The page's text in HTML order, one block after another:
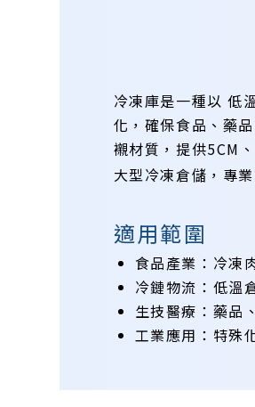
冷凍庫是一種以 低
化，確保食品、藥
襯材質，提供5CM
大型冷凍倉儲，專
適用範圍
食品產業：冷凍
冷鏈物流：低溫
生技醫療：藥品
工業應用：特殊